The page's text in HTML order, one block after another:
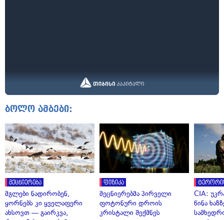
ბოლო ამბები:
მეცნიერება
მგლები ნადირობენ,
ყორნებს კი ყველაფერი
ახსოვთ — გაირკვა,
ფიზიკა
მეცნიერებმა პირველი
ფოტონური დროის
კრისტალი შექმნეს
CIA:
წინა